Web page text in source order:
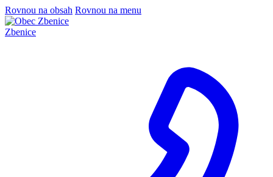
Rovnou na obsah Rovnou na menu
Zbenice